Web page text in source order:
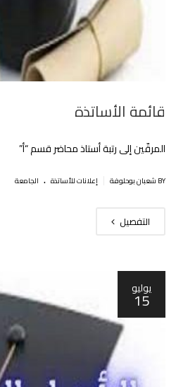
قائمة الأساتذة
المرقّين إلى رتبة أستاذ محاضر قسم “أ”
BY شعبان بوحلوفة إعلانات للأساتذة . الجامعة
التفصيل
يوليو
15